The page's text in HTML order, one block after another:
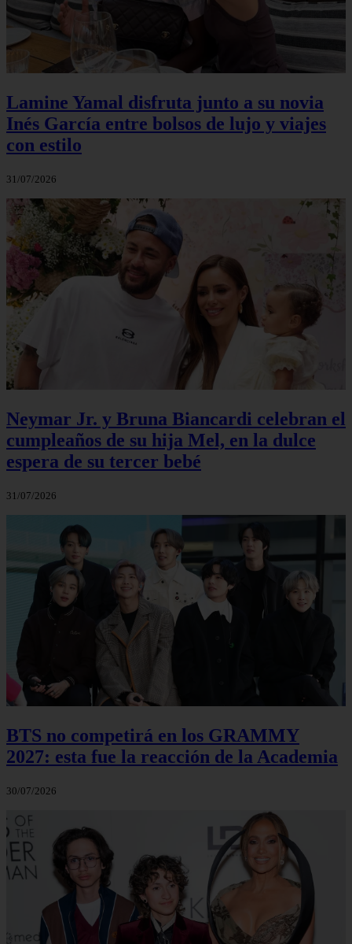
Lamine Yamal disfruta junto a su novia
Inés García entre bolsos de lujo y viajes
con estilo
31/07/2026
Neymar Jr. y Bruna Biancardi celebran el
cumpleaños de su hija Mel, en la dulce
espera de su tercer bebé
31/07/2026
BTS no competirá en los GRAMMY
2027: esta fue la reacción de la Academia
30/07/2026